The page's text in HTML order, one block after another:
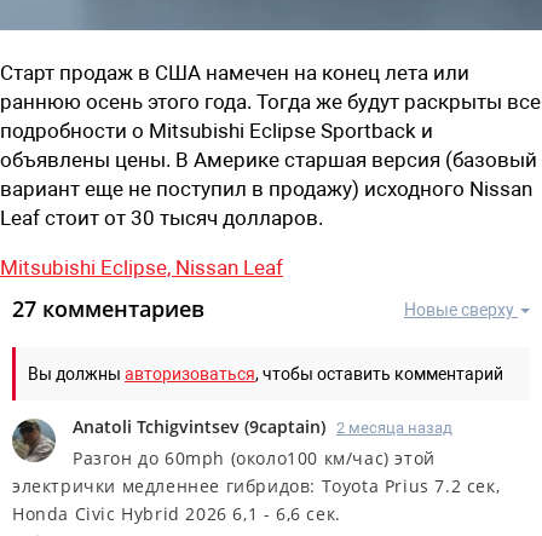
Старт продаж в США намечен на конец лета или
раннюю осень этого года. Тогда же будут раскрыты все
подробности о Mitsubishi Eclipse Sportback и
объявлены цены. В Америке старшая версия (базовый
вариант еще не поступил в продажу) исходного Nissan
Leaf стоит от 30 тысяч долларов.
Mitsubishi Eclipse, Nissan Leaf
Новые сверху
27 комментариев
Вы должны авторизоваться, чтобы оставить комментарий
Anatoli Tchigvintsev (9captain) 2 месяца назад
Разгон до 60mph (около100 км/час) этой
электрички медленнее гибридов: Toyota Prius 7.2 сек,
Honda Civic Hybrid 2026 6,1 - 6,6 сек.